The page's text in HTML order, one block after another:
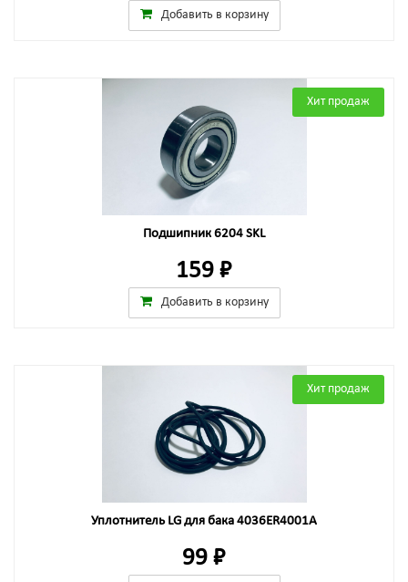
Добавить в корзину
Хит продаж
Подшипник 6204 SKL
159 ₽
Добавить в корзину
Хит продаж
Уплотнитель LG для бака 4036ER4001A
99 ₽